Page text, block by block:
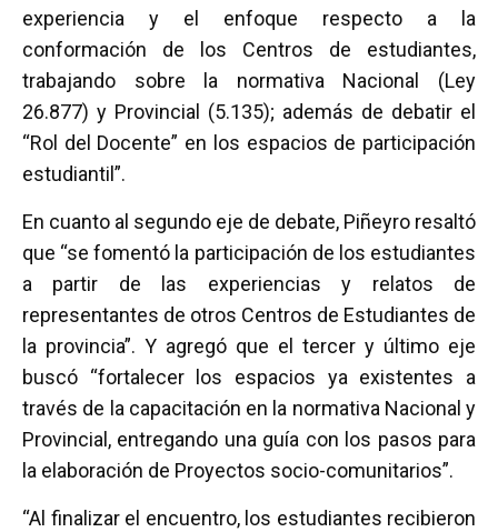
experiencia y el enfoque respecto a la
conformación de los Centros de estudiantes,
trabajando sobre la normativa Nacional (Ley
26.877) y Provincial (5.135); además de debatir el
“Rol del Docente” en los espacios de participación
estudiantil”.
En cuanto al segundo eje de debate, Piñeyro resaltó
que “se fomentó la participación de los estudiantes
a partir de las experiencias y relatos de
representantes de otros Centros de Estudiantes de
la provincia”. Y agregó que el tercer y último eje
buscó “fortalecer los espacios ya existentes a
través de la capacitación en la normativa Nacional y
Provincial, entregando una guía con los pasos para
la elaboración de Proyectos socio-comunitarios”.
“Al finalizar el encuentro, los estudiantes recibieron